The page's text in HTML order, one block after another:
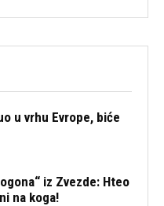
u vrhu Evrope, biće
iz Zvezde: Hteo
na koga!